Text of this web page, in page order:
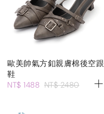
歐美帥氣方釦親膚棉後空跟
鞋
NT$ 1488 NT$ 2480